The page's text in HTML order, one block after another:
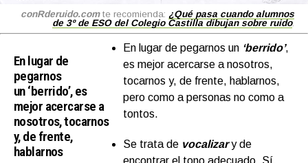
conRderuido.comte recomienda: ¿Qué pasa cuando alumnos
de 3º de ESO del Colegio Castilla dibujan sobre ruido.
En lugar de
pegarnos
un ‘berrido’, es
mejor acercarse a
nosotros, tocarnos
y, de frente,
hablarnos
En lugar de pegarnos un ‘berrido’,
es mejor acercarse a nosotros,
tocarnos y, de frente, hablarnos,
pero como a personas no como a
tontos.
Se trata de vocalizar y de
encontrar el tono adecuado. Sí,